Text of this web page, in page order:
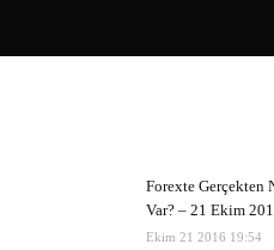
Forexte Gerçekten
Var? – 21 Ekim
Ekim 21 2016 19:54